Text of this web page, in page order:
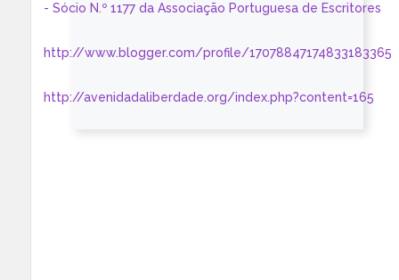
- Sócio N.º 1177 da Associação Portuguesa de Escritores
http://www.blogger.com/profile/17078847174833183365
http://avenidadaliberdade.org/index.php?content=165